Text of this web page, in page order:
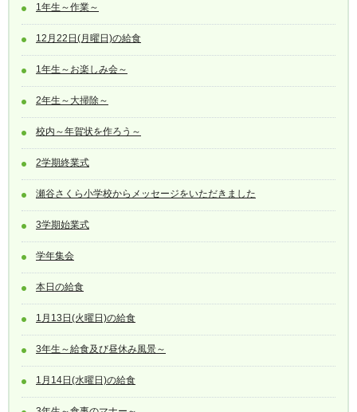
1年生～作業～
12月22日(月曜日)の給食
1年生～お楽しみ会～
2年生～大掃除～
校内～年賀状を作ろう～
2学期終業式
瀬谷さくら小学校からメッセージをいただきました
3学期始業式
学年集会
本日の給食
1月13日(火曜日)の給食
3年生～給食及び昼休み風景～
1月14日(水曜日)の給食